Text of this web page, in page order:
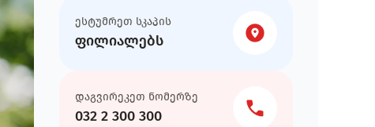
ესტუმრეთ სკაპის
ფილიალებს
დაგვირეკეთ ნომერზე
032 2 300 300